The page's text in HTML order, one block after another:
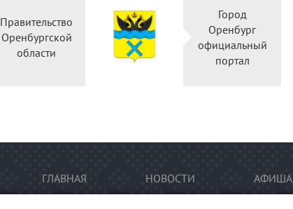
Правительство
Оренбургской
области
Город
Оренбург
официальный
портал
ГЛАВНАЯ НОВОСТИ АФИША